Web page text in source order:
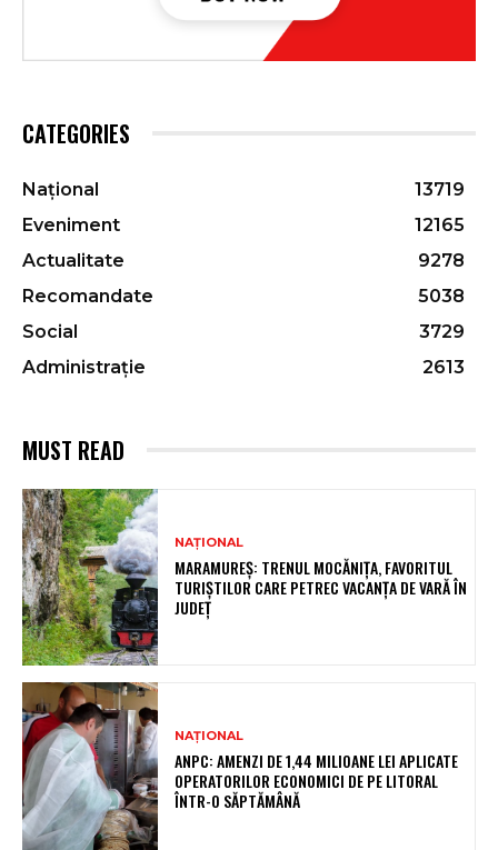
CATEGORIES
Național
13719
Eveniment
12165
Actualitate
9278
Recomandate
5038
Social
3729
Administrație
2613
MUST READ
NAȚIONAL
MARAMUREȘ: TRENUL MOCĂNIȚA, FAVORITUL
TURIȘTILOR CARE PETREC VACANȚA DE VARĂ ÎN
JUDEȚ
NAȚIONAL
ANPC: AMENZI DE 1,44 MILIOANE LEI APLICATE
OPERATORILOR ECONOMICI DE PE LITORAL
ÎNTR-O SĂPTĂMÂNĂ